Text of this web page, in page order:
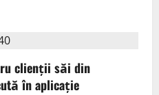
clienții săi din
în aplicație